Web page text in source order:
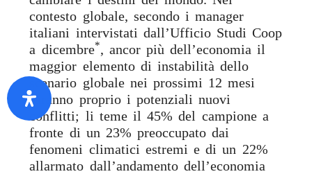
contesto globale, secondo i manager
italiani intervistati dall’Ufficio Studi Coop
a dicembre*, ancor più dell’economia il
maggior elemento di instabilità dello
scenario globale nei prossimi 12 mesi
saranno proprio i potenziali nuovi
conflitti; li teme il 45% del campione a
fronte di un 23% preoccupato dai
fenomeni climatici estremi e di un 22%
allarmato dall’andamento dell’economia